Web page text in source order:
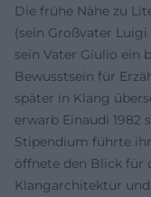
Die frühe Nähe zu
(sein Großvater
sein Vater Giulio ein
Bewusstsein für
später in Klang
erwarb Einaudi 1982
Stipendium führte
öffnete den Blick für
Klangarchitektur